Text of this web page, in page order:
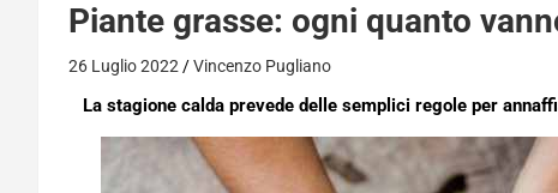
Piante grasse: ogni quanto
26 Luglio 2022 Vincenzo Pugliano
La stagione calda prevede delle semplici regole per